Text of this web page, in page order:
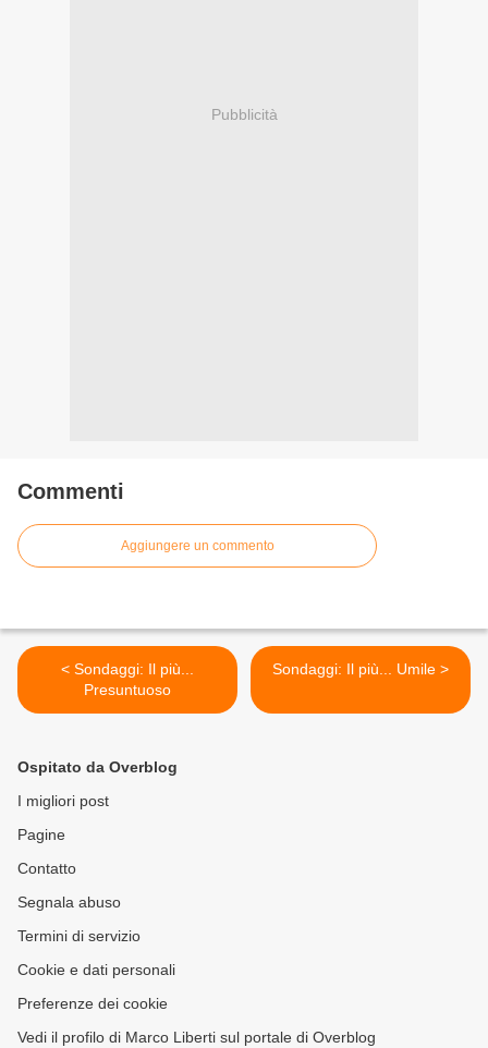
Pubblicità
Commenti
Aggiungere un commento
< Sondaggi: Il più...
Presuntuoso
Sondaggi: Il più... Umile >
Ospitato da Overblog
I migliori post
Pagine
Contatto
Segnala abuso
Termini di servizio
Cookie e dati personali
Preferenze dei cookie
Vedi il profilo di Marco Liberti sul portale di Overblog